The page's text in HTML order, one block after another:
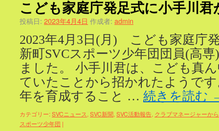
こども家庭庁発足式に小手川君
投稿日: 2023年4月4日 作成者: admin
2023年4月3日(月) こども家庭庁
新町SVCスポーツ少年団団員(高
ました。 小手川君は、こども真
ていたことから招かれたようで
年を育成すること … 続きを読む
カテゴリー:SVCニュース, SVC新聞, SVC活動報告, クラブマネージャーから
スポーツ少年団 |